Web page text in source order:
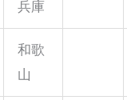
兵庫
和歌
山